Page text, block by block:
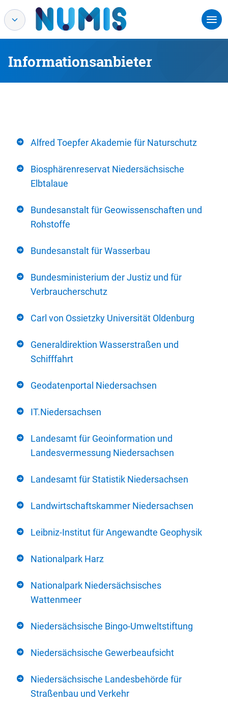
Informationsanbieter
Alfred Toepfer Akademie für Naturschutz
Biosphärenreservat Niedersächsische
Elbtalaue
Bundesanstalt für Geowissenschaften und
Rohstoffe
Bundesanstalt für Wasserbau
Bundesministerium der Justiz und für
Verbraucherschutz
Carl von Ossietzky Universität Oldenburg
Generaldirektion Wasserstraßen und
Schifffahrt
Geodatenportal Niedersachsen
IT.Niedersachsen
Landesamt für Geoinformation und
Landesvermessung Niedersachsen
Landesamt für Statistik Niedersachsen
Landwirtschaftskammer Niedersachsen
Leibniz-Institut für Angewandte Geophysik
Nationalpark Harz
Nationalpark Niedersächsisches
Wattenmeer
Niedersächsische Bingo-Umweltstiftung
Niedersächsische Gewerbeaufsicht
Niedersächsische Landesbehörde für
Straßenbau und Verkehr